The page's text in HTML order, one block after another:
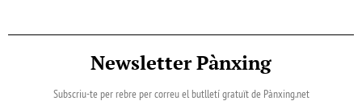
Newsletter Pànxing
Subscriu-te per rebre per correu el butlletí gratuït de Pànxing.net​